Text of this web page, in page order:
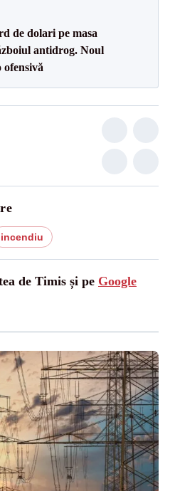
de dolari pe masa
antidrog. Noul
ofensivă
incendiu
de Timis și pe Google